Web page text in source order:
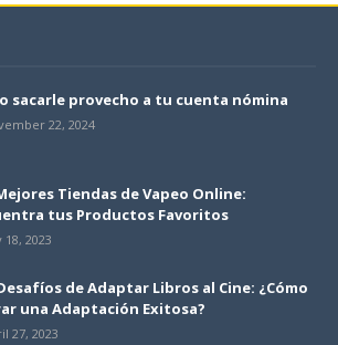
sacarle provecho a tu cuenta nómina
22, 2024
Tiendas de Vapeo Online:
tus Productos Favoritos
18, 2023
de Adaptar Libros al Cine: ¿Cómo
una Adaptación Exitosa?
27, 2023